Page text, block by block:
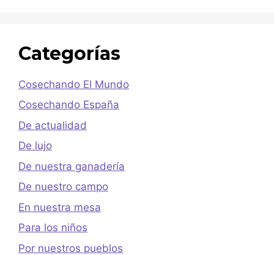
Categorías
Cosechando El Mundo
Cosechando España
De actualidad
De lujo
De nuestra ganadería
De nuestro campo
En nuestra mesa
Para los niños
Por nuestros pueblos